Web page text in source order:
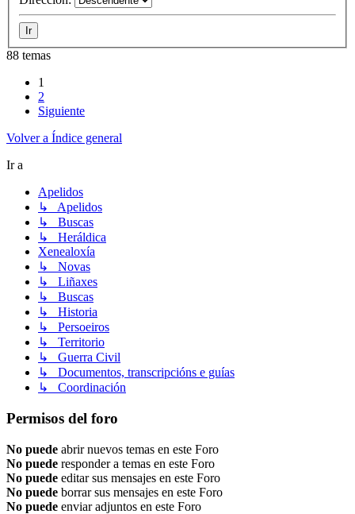
88 temas
1
2
Siguiente
Volver a Índice general
Ir a
Apelidos
↳ Apelidos
↳ Buscas
↳ Heráldica
Xenealoxía
↳ Novas
↳ Liñaxes
↳ Buscas
↳ Historia
↳ Persoeiros
↳ Territorio
↳ Guerra Civil
↳ Documentos, transcripcións e guías
↳ Coordinación
Permisos del foro
No puede abrir nuevos temas en este Foro
No puede responder a temas en este Foro
No puede editar sus mensajes en este Foro
No puede borrar sus mensajes en este Foro
No puede enviar adjuntos en este Foro